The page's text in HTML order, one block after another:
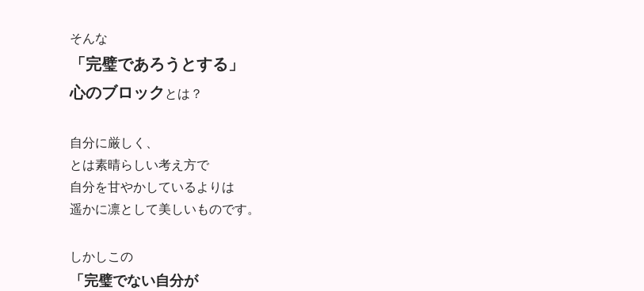
そんな
「完璧であろうとする」
心のブロックとは？
自分に厳しく、
とは素晴らしい考え方で
自分を甘やかしているよりは
遥かに凛として美しいものです。
しかしこの
「完璧でない自分が